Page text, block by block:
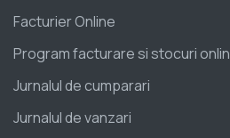
Facturier Online
Program facturare si stocuri
Jurnalul de cumparari
Jurnalul de vanzari